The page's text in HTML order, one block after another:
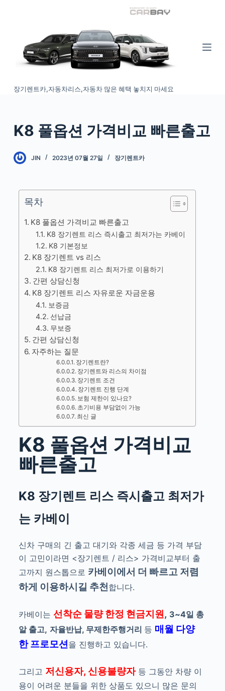
c
n
장기렌트카,자동차리스,자동차 많은 혜택 놓치지 마세요
K8 풀옵션 가격비교 빠른출고
JIN 2023년 07월 27일 장기렌트카
목차
K8 풀옵션 가격비교 빠른출고
K8 장기렌트 리스 즉시출고 최저가는 카베이
K8 기본정보
K8 장기렌트 vs 리스
K8 장기렌트 리스 최저가로 이용하기
간편 상담신청
K8 장기렌트 리스 자유로운 자금운용
보증금
선납금
무보증
간편 상담신청
자주하는 질문
장기렌트란?
장기렌트와 리스의 차이점
장기렌트 조건
장기렌트 진행 단계
보험 제한이 있나요?
초기비용 부담없이 가능
최신 글
K8 풀옵션 가격비교
빠른출고
K8 장기렌트 리스 즉시출고 최저가
는 카베이
신차 구매의 긴 출고 대기와 각종 세금 등 가격 부담
이 고민이라면 <장기렌트 / 리스> 가격비교부터 출
고까지 원스톱으로 카베이에서 더 빠르고 저렴
하게 이용하시길 추천합니다.
카베이는 선착순 물량 한정 현금지원, 3~4일 총
알 출고, 자율반납, 무제한주행거리 등 매월 다양
한 프로모션을 진행하고 있습니다.
그리 고 저신용자, 신용불량자등 그동안 차량 이
용이 어려운 분들을 위한 상품도 있으니 많은 문의